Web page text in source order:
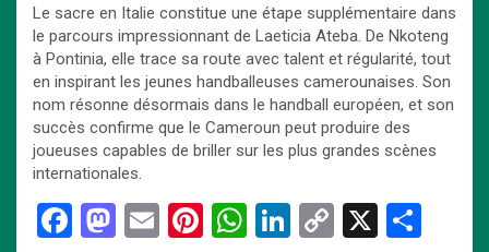
Le sacre en Italie constitue une étape supplémentaire dans
le parcours impressionnant de Laeticia Ateba. De Nkoteng
à Pontinia, elle trace sa route avec talent et régularité, tout
en inspirant les jeunes handballeuses camerounaises. Son
nom résonne désormais dans le handball européen, et son
succès confirme que le Cameroun peut produire des
joueuses capables de briller sur les plus grandes scènes
internationales.
F
M
E
Pi
W
Li
C
X